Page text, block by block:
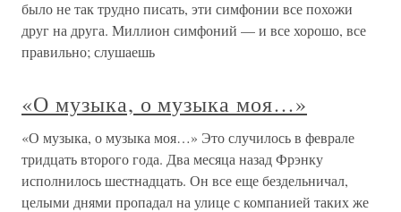
было не так трудно писать, эти симфонии все похожи
друг на друга. Миллион симфоний — и все хорошо, все
правильно; слушаешь
«О музыка, о музыка моя…»
«О музыка, о музыка моя…» Это случилось в феврале
тридцать второго года. Два месяца назад Фрэнку
исполнилось шестнадцать. Он все еще бездельничал,
целыми днями пропадал на улице с компанией таких же